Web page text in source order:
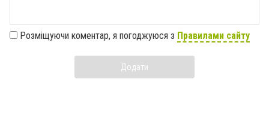
Розміщуючи коментар, я погоджуюся з Правилами сайту
Додати